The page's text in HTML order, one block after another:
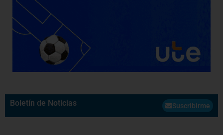
Boletín de Noticias Suscribirme